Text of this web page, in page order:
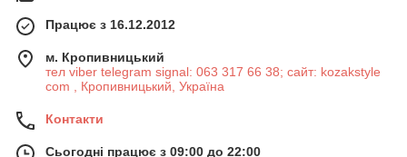
Працює з 16.12.2012
м. Кропивницький
тел viber telegram signal: 063 317 66 38; сайт: kozakstyle
com , Кропивницький, Україна
Контакти
Сьогодні працює з 09:00 до 22:00